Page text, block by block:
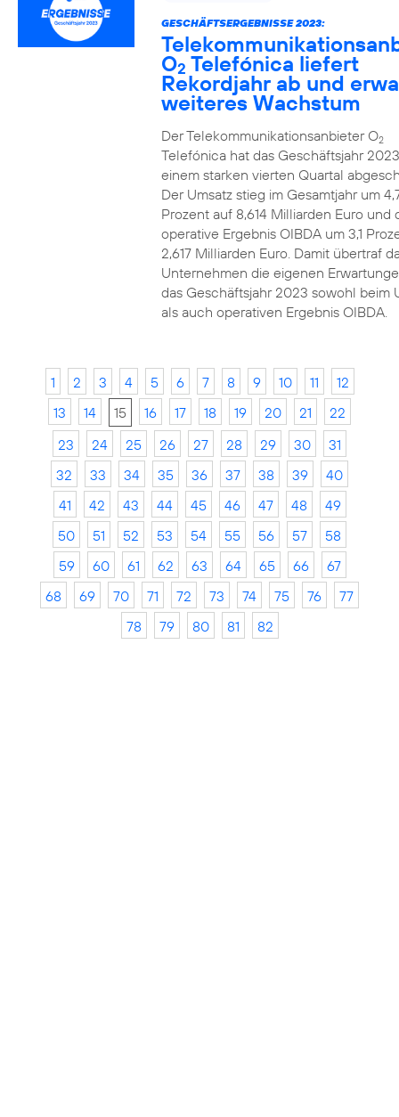
GESCHÄFTSERGEBNISSE 2023:
O2 Telefónica liefert
Rekordjahr ab und
weiteres Wachstum
Der Telekommunikationsanbieter O2
Telefónica hat das Geschäftsjahr
einem starken vierten Quartal
Der Umsatz stieg im Gesamtjahr um
Prozent auf 8,614 Milliarden Euro und
operative Ergebnis OIBDA um 3,1
2,617 Milliarden Euro. Damit übertraf
Unternehmen die eigenen
das Geschäftsjahr 2023 sowohl beim
als auch operativen Ergebnis OIBDA.
1 2 3 4 5 6 7 8 9 10 11
12
13
14 15 16 17 18 19 20 21
22
23
24 25 26 27 28 29 30
31
32
33 34 35 36 37 38 39
40
41
42 43 44 45 46 47 48
49
50
51 52 53 54 55 56 57
58
59
60 61 62 63 64 65 66
67
68
69 70 71 72 73 74 75 76
77
78
79 80 81 82